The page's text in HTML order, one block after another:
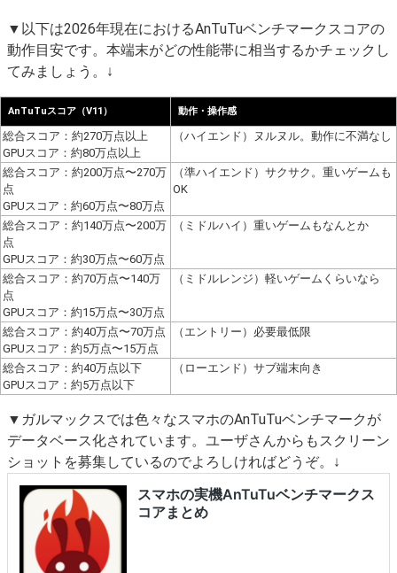
▼以下は2026年現在におけるAnTuTuベンチマークスコアの
動作目安です。本端末がどの性能帯に相当するかチェックし
てみましょう。↓
AnTuTuスコア（V11） 動作・操作感
総合スコア：約270万点以上
GPUスコア：約80万点以上
（ハイエンド）ヌルヌル。動作に不満なし
総合スコア：約200万点〜270万
点
GPUスコア：約60万点〜80万点
（準ハイエンド）サクサク。重いゲームも
OK
総合スコア：約140万点〜200万
点
GPUスコア：約30万点〜60万点
（ミドルハイ）重いゲームもなんとか
総合スコア：約70万点〜140万
点
GPUスコア：約15万点〜30万点
（ミドルレンジ）軽いゲームくらいなら
総合スコア：約40万点〜70万点
GPUスコア：約5万点〜15万点
（エントリー）必要最低限
総合スコア：約40万点以下
GPUスコア：約5万点以下
（ローエンド）サブ端末向き
▼ガルマックスでは色々なスマホのAnTuTuベンチマークが
データベース化されています。ユーザさんからもスクリーン
ショットを募集しているのでよろしければどうぞ。↓